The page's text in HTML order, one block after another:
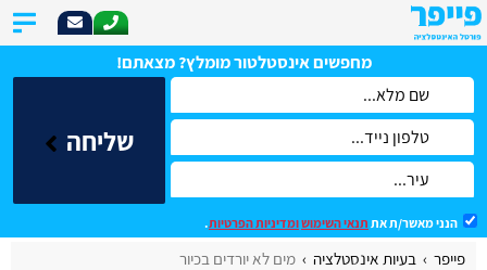
מחפשים אינסטלטור מומלץ? מצאתם!
שליחה
הנני מאשר/ת את תנאי השימושומדיניות הפרטיות.
פייפר בעיות אינסטלציה מים לא יורדים בכיור